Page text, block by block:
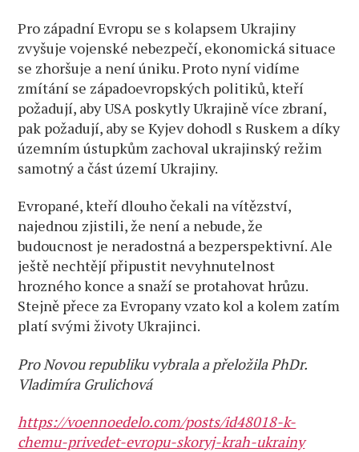
Pro západní Evropu se s kolapsem Ukrajiny
zvyšuje vojenské nebezpečí, ekonomická situace
se zhoršuje a není úniku. Proto nyní vidíme
zmítání se západoevropských politiků, kteří
požadují, aby USA poskytly Ukrajině více zbraní,
pak požadují, aby se Kyjev dohodl s Ruskem a díky
územním ústupkům zachoval ukrajinský režim
samotný a část území Ukrajiny.
Evropané, kteří dlouho čekali na vítězství,
najednou zjistili, že není a nebude, že
budoucnost je neradostná a bezperspektivní. Ale
ještě nechtějí připustit nevyhnutelnost
hrozného konce a snaží se protahovat hrůzu.
Stejně přece za Evropany vzato kol a kolem zatím
platí svými životy Ukrajinci.
Pro Novou republiku vybrala a přeložila PhDr.
Vladimíra Grulichová
https://voennoedelo.com/posts/id48018-k-
chemu-privedet-evropu-skoryj-krah-ukrainy